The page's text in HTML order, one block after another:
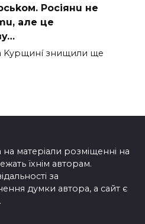
Pociянu нe
aлe цe
Kypщинí знищили щe
матеріали розміщенні на
їхнім авторам.
за
думки автора, а сайт є